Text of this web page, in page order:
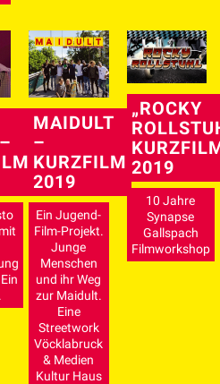
MAIDULT
–
KURZFILM
2019
Ein Jugend-
Film-Projekt.
Junge
Menschen
und ihr Weg
zur Maidult.
Eine
Streetwork
Vöcklabruck
& Medien
Kultur Haus
„ROCKY
2019
10 Jahre
Synapse
Gallspach
Filmworkshop